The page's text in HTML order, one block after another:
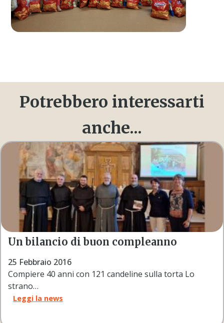
Potrebbero interessarti
anche...
Un bilancio di buon compleanno
25 Febbraio 2016
Compiere 40 anni con 121 candeline sulla torta Lo
strano…
Leggi la news